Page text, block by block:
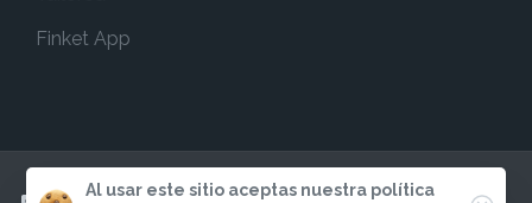
Finket App
Al usar este sitio aceptas nuestra política